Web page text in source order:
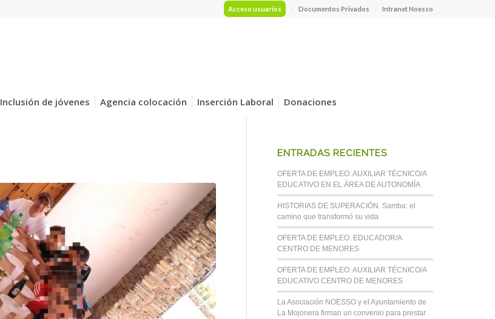
Acceso usuarios Documentos Privados Intranet Noesso
Inclusión de jóvenes Agencia colocación Inserción Laboral Donaciones
ENTRADAS RECIENTES
OFERTA DE EMPLEO: AUXILIAR TÉCNICO/A
EDUCATIVO EN EL ÁREA DE AUTONOMÍA
HISTORIAS DE SUPERACIÓN. Samba: el
camino que transformó su vida
OFERTA DE EMPLEO: EDUCADOR/A
CENTRO DE MENORES
OFERTA DE EMPLEO: AUXILIAR TÉCNICO/A
EDUCATIVO CENTRO DE MENORES
La Asociación NOESSO y el Ayuntamiento de
La Mojonera firman un convenio para prestar